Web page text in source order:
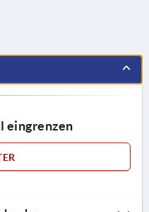
eingrenzen